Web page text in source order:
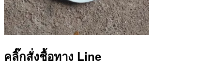
คลิ๊กสั่งชื้อทาง Line